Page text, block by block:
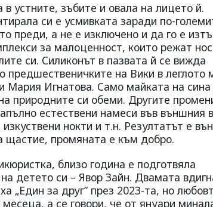
устните, зъбите и овала на лицето й.
си е усмивката заради по-
преди, а не е изключено и да го е
за малоценност, които режат
си. Силиконът в пазвата й се вижда
предшественичките на Вики в леглото
Мария Игнатова. Само майката на
природните си обеми. Другите
естествени намеси във външния
нокти и т.н. Резултатът е
щастие, промяната е към добро.
близо година е подготвяла
детето си – Явор Зайн. Двамата
„Един за друг” през 2023-та, но
а се говори, че от януари